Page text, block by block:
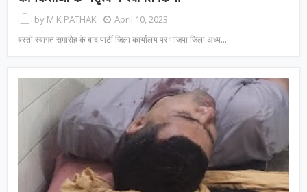
by M K PATHAK April 10, 2023
बस्ती स्वागत समारोह के बाद पार्टी जिला कार्यालय पर भाजपा जिला अध्य…